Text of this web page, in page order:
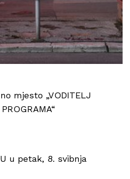
mjesto „VODITELJ
u petak, 8. svibnja